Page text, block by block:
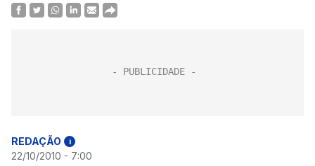
REDAÇÃO i
22/10/2010 - 7:00